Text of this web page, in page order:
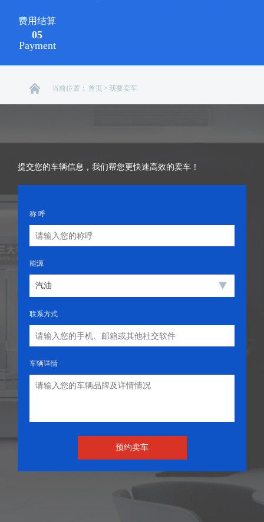
费用结算
05
Payment
当前位置： 首页 > 我要卖车
提交您的车辆信息，我们帮您更快速高效的卖车！
称 呼
能源
联系方式
车辆详情
预约卖车